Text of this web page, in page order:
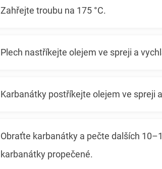
Zahřejte troubu na 175 °C.
Plech nastříkejte olejem ve spreji a
Karbanátky postříkejte olejem ve spreji
Obraťte karbanátky a pečte dalších
karbanátky propečené.